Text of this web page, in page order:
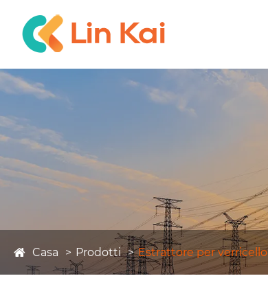
Casa Prodotti Estrattore per verricello